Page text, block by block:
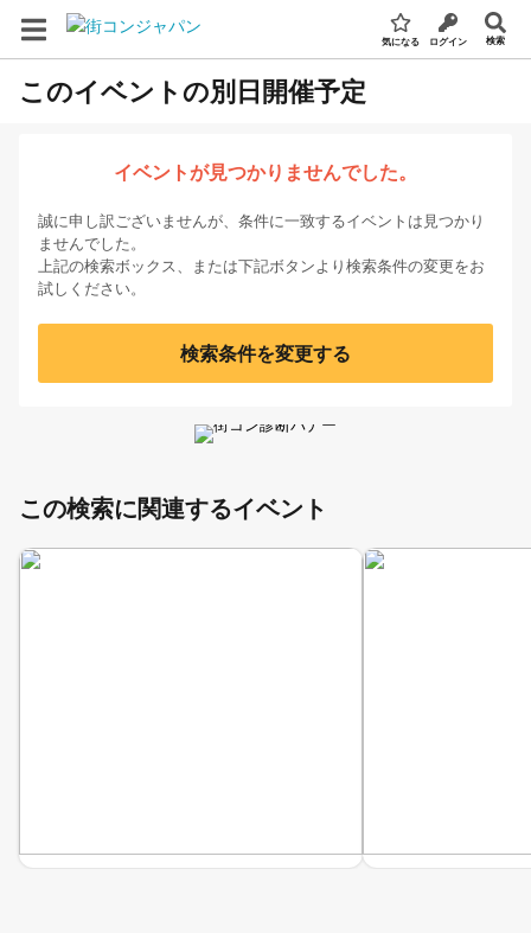
気になる ログイン 検索
このイベントの別日開催予定
イベントが見つかりませんでした。
誠に申し訳ございませんが、条件に一致するイベントは見つかり
ませんでした。
上記の検索ボックス、または下記ボタンより検索条件の変更をお
試しください。
検索条件を変更する
この検索に関連するイベント